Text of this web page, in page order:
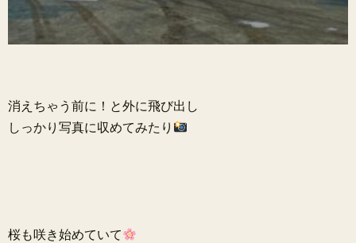
消えちゃう前に！と外に飛び出し
しっかり写真に収めてみたり
桜も咲き始めていて